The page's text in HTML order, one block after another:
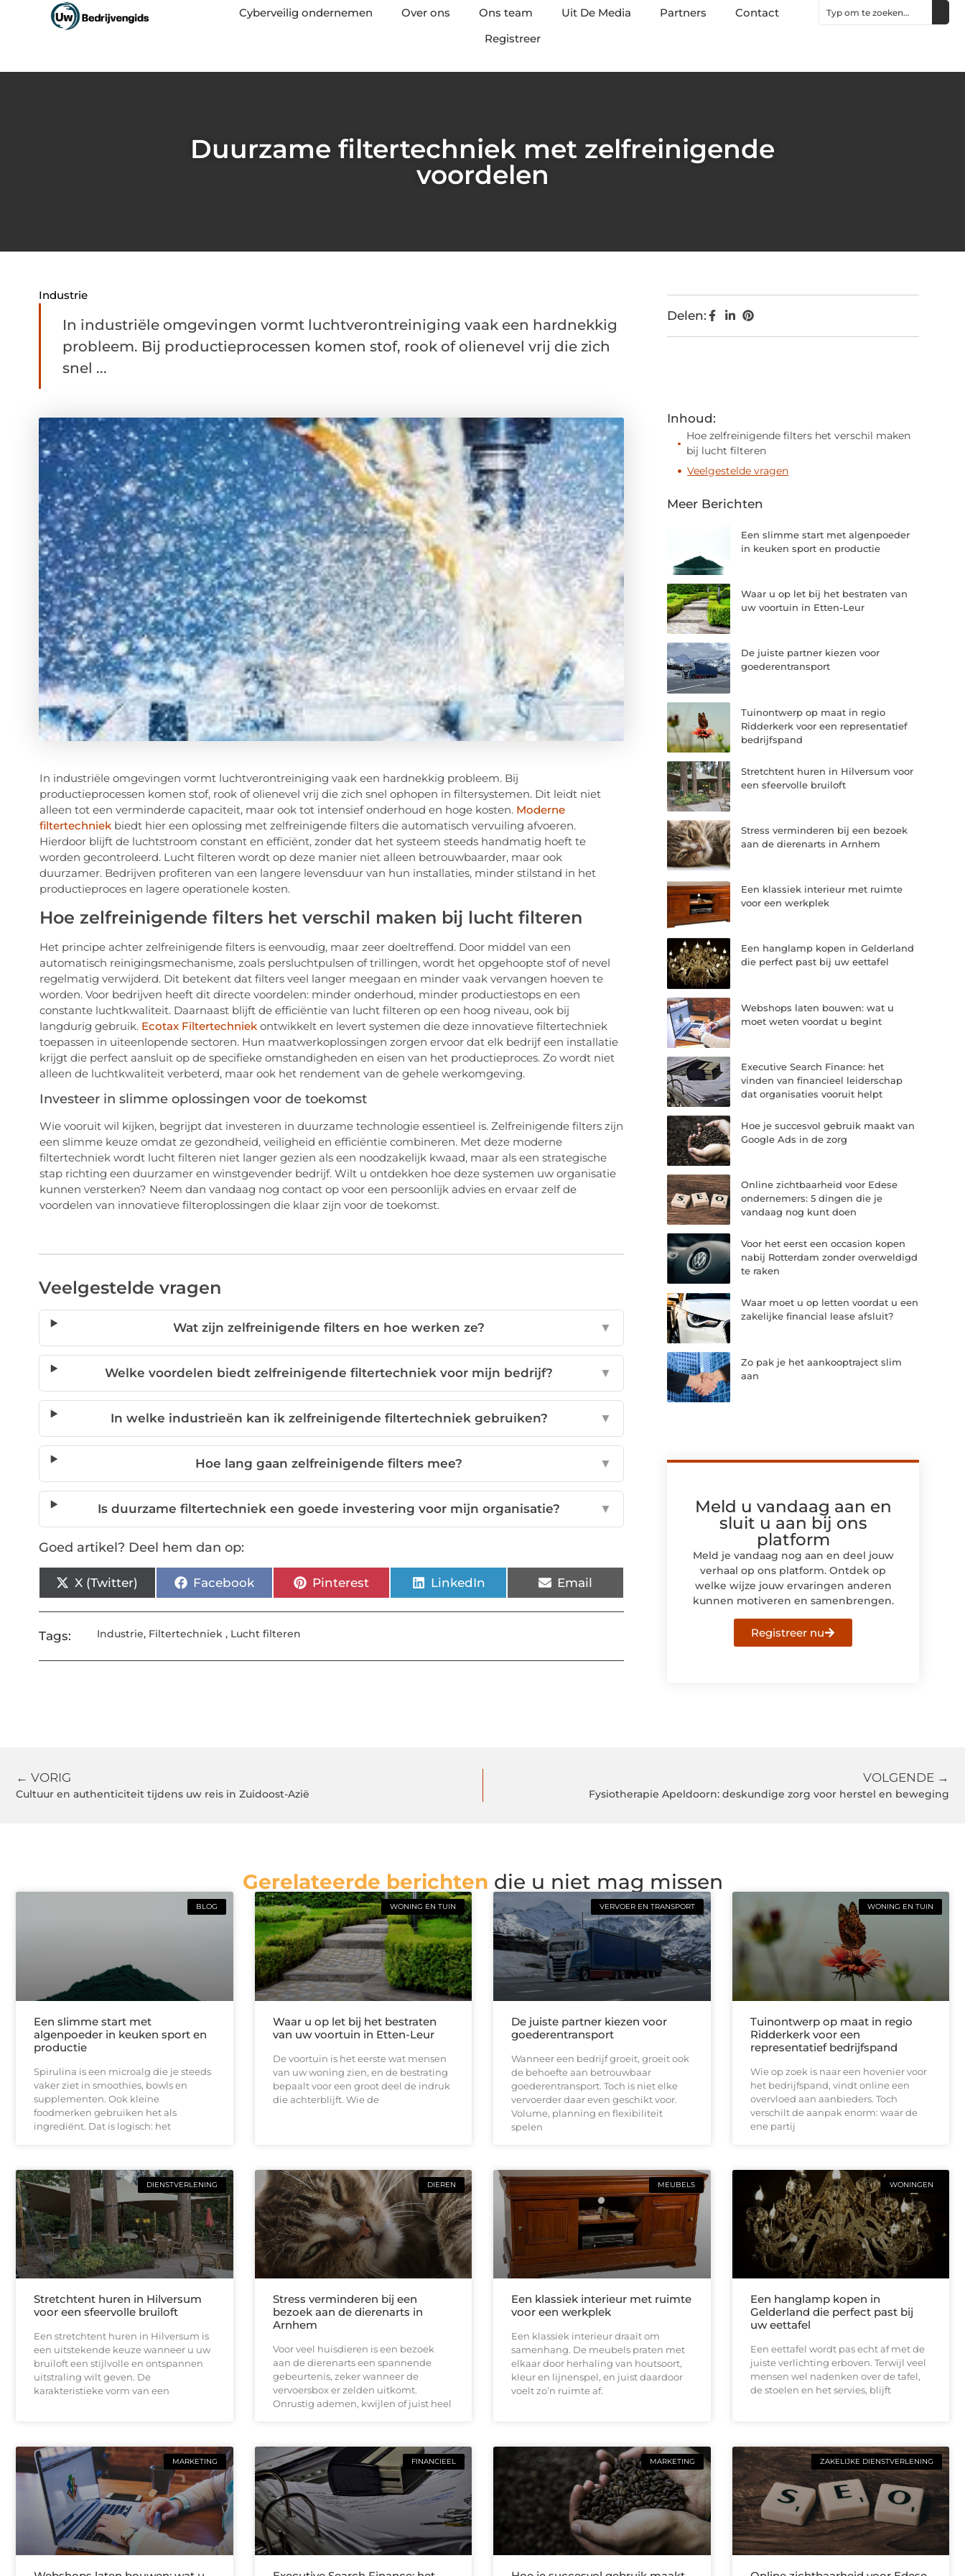
Cyberveilig ondernemen Over ons Ons team Uit De Media Partners
Contact
Registreer
Duurzame filtertechniek met zelfreinigende
voordelen
Industrie
In industriële omgevingen vormt luchtverontreiniging vaak een hardnekkig
probleem. Bij productieprocessen komen stof, rook of olienevel vrij die zich
snel ...
In industriële omgevingen vormt luchtverontreiniging vaak een hardnekkig probleem. Bij
productieprocessen komen stof, rook of olienevel vrij die zich snel ophopen in filtersystemen. Dit leidt niet
alleen tot een verminderde capaciteit, maar ook tot intensief onderhoud en hoge kosten. Moderne
filtertechniekbiedt hier een oplossing met zelfreinigende filters die automatisch vervuiling afvoeren.
Hierdoor blijft de luchtstroom constant en efficiënt, zonder dat het systeem steeds handmatig hoeft te
worden gecontroleerd. Lucht filteren wordt op deze manier niet alleen betrouwbaarder, maar ook
duurzamer. Bedrijven profiteren van een langere levensduur van hun installaties, minder stilstand in het
productieproces en lagere operationele kosten.
Hoe zelfreinigende filters het verschil maken bij lucht filteren
Het principe achter zelfreinigende filters is eenvoudig, maar zeer doeltreffend. Door middel van een
automatisch reinigingsmechanisme, zoals persluchtpulsen of trillingen, wordt het opgehoopte stof of nevel
regelmatig verwijderd. Dit betekent dat filters veel langer meegaan en minder vaak vervangen hoeven te
worden. Voor bedrijven heeft dit directe voordelen: minder onderhoud, minder productiestops en een
constante luchtkwaliteit. Daarnaast blijft de efficiëntie van lucht filteren op een hoog niveau, ook bij
langdurig gebruik. Ecotax Filtertechniekontwikkelt en levert systemen die deze innovatieve filtertechniek
toepassen in uiteenlopende sectoren. Hun maatwerkoplossingen zorgen ervoor dat elk bedrijf een installatie
krijgt die perfect aansluit op de specifieke omstandigheden en eisen van het productieproces. Zo wordt niet
alleen de luchtkwaliteit verbeterd, maar ook het rendement van de gehele werkomgeving.
Investeer in slimme oplossingen voor de toekomst
Wie vooruit wil kijken, begrijpt dat investeren in duurzame technologie essentieel is. Zelfreinigende filters zijn
een slimme keuze omdat ze gezondheid, veiligheid en efficiëntie combineren. Met deze moderne
filtertechniek wordt lucht filteren niet langer gezien als een noodzakelijk kwaad, maar als een strategische
stap richting een duurzamer en winstgevender bedrijf. Wilt u ontdekken hoe deze systemen uw organisatie
kunnen versterken? Neem dan vandaag nog contact op voor een persoonlijk advies en ervaar zelf de
voordelen van innovatieve filteroplossingen die klaar zijn voor de toekomst.
Veelgestelde vragen
Wat zijn zelfreinigende filters en hoe werken ze? ▼
Welke voordelen biedt zelfreinigende filtertechniek voor mijn bedrijf? ▼
In welke industrieën kan ik zelfreinigende filtertechniek gebruiken? ▼
Hoe lang gaan zelfreinigende filters mee? ▼
Is duurzame filtertechniek een goede investering voor mijn organisatie? ▼
Goed artikel? Deel hem dan op:
X (Twitter) Facebook Pinterest LinkedIn Email
Tags: Industrie, Filtertechniek , Lucht filteren
Delen:
Inhoud:
Hoe zelfreinigende filters het verschil maken
bij lucht filteren
Veelgestelde vragen
Meer Berichten
Een slimme start met algenpoeder
in keuken sport en productie
Waar u op let bij het bestraten van
uw voortuin in Etten-Leur
De juiste partner kiezen voor
goederentransport
Tuinontwerp op maat in regio
Ridderkerk voor een representatief
bedrijfspand
Stretchtent huren in Hilversum voor
een sfeervolle bruiloft
Stress verminderen bij een bezoek
aan de dierenarts in Arnhem
Een klassiek interieur met ruimte
voor een werkplek
Een hanglamp kopen in Gelderland
die perfect past bij uw eettafel
Webshops laten bouwen: wat u
moet weten voordat u begint
Executive Search Finance: het
vinden van financieel leiderschap
dat organisaties vooruit helpt
Hoe je succesvol gebruik maakt van
Google Ads in de zorg
Online zichtbaarheid voor Edese
ondernemers: 5 dingen die je
vandaag nog kunt doen
Voor het eerst een occasion kopen
nabij Rotterdam zonder overweldigd
te raken
Waar moet u op letten voordat u een
zakelijke financial lease afsluit?
Zo pak je het aankooptraject slim
aan
Meld u vandaag aan en
sluit u aan bij ons
platform
Meld je vandaag nog aan en deel jouw
verhaal op ons platform. Ontdek op
welke wijze jouw ervaringen anderen
kunnen motiveren en samenbrengen.
Registreer nu
← VORIG
Cultuur en authenticiteit tijdens uw reis in Zuidoost-Azië
VOLGENDE →
Fysiotherapie Apeldoorn: deskundige zorg voor herstel en beweging
Gerelateerde berichten die u niet mag missen
BLOG
Een slimme start met
algenpoeder in keuken sport en
productie
Spirulina is een microalg die je steeds
vaker ziet in smoothies, bowls en
supplementen. Ook kleine
foodmerken gebruiken het als
ingrediënt. Dat is logisch: het
WONING EN TUIN
Waar u op let bij het bestraten
van uw voortuin in Etten-Leur
De voortuin is het eerste wat mensen
van uw woning zien, en de bestrating
bepaalt voor een groot deel de indruk
die achterblijft. Wie de
VERVOER EN TRANSPORT
De juiste partner kiezen voor
goederentransport
Wanneer een bedrijf groeit, groeit ook
de behoefte aan betrouwbaar
goederentransport. Toch is niet elke
vervoerder daar even geschikt voor.
Volume, planning en flexibiliteit
spelen
WONING EN TUIN
Tuinontwerp op maat in regio
Ridderkerk voor een
representatief bedrijfspand
Wie op zoek is naar een hovenier voor
het bedrijfspand, vindt online een
overvloed aan aanbieders. Toch
verschilt de aanpak enorm: waar de
ene partij
DIENSTVERLENING
Stretchtent huren in Hilversum
voor een sfeervolle bruiloft
Een stretchtent huren in Hilversum is
een uitstekende keuze wanneer u uw
bruiloft een stijlvolle en ontspannen
uitstraling wilt geven. De
karakteristieke vorm van een
DIEREN
Stress verminderen bij een
bezoek aan de dierenarts in
Arnhem
Voor veel huisdieren is een bezoek
aan de dierenarts een spannende
gebeurtenis, zeker wanneer de
vervoersbox er zelden uitkomt.
Onrustig ademen, kwijlen of juist heel
MEUBELS
Een klassiek interieur met ruimte
voor een werkplek
Een klassiek interieur draait om
samenhang. De meubels praten met
elkaar door herhaling van houtsoort,
kleur en lijnenspel, en juist daardoor
voelt zo’n ruimte af.
WONINGEN
Een hanglamp kopen in
Gelderland die perfect past bij
uw eettafel
Een eettafel wordt pas echt af met de
juiste verlichting erboven. Terwijl veel
mensen wel nadenken over de tafel,
de stoelen en het servies, blijft
MARKETING FINANCIEEL MARKETING ZAKELIJKE DIENSTVERLENING